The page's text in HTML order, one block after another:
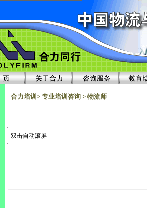
合力培训> 专业培训咨询 > 物流师
双击自动滚屏